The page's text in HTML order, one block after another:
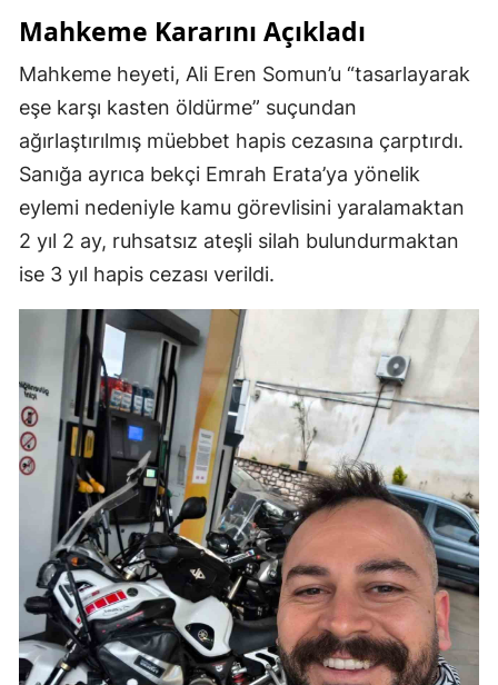
Mahkeme Kararını Açıkladı
Mahkeme heyeti, Ali Eren Somun’u “tasarlayarak
eşe karşı kasten öldürme” suçundan
ağırlaştırılmış müebbet hapis cezasına çarptırdı.
Sanığa ayrıca bekçi Emrah Erata’ya yönelik
eylemi nedeniyle kamu görevlisini yaralamaktan
2 yıl 2 ay, ruhsatsız ateşli silah bulundurmaktan
ise 3 yıl hapis cezası verildi.